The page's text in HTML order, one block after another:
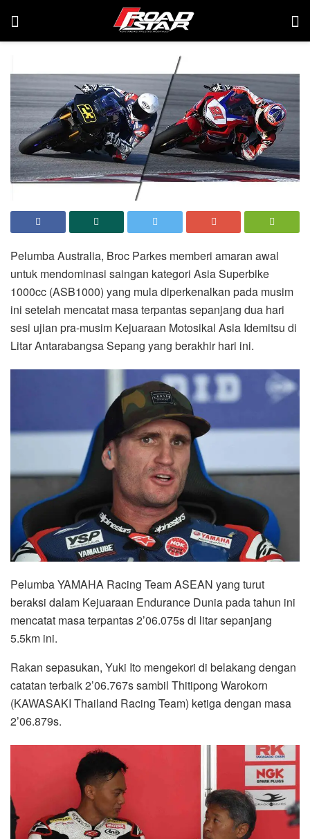
Pelumba Australia, Broc Parkes memberi amaran awal
untuk mendominasi saingan kategori Asia Superbike
1000cc (ASB1000) yang mula diperkenalkan pada musim
ini setelah mencatat masa terpantas sepanjang dua hari
sesi ujian pra-musim Kejuaraan Motosikal Asia Idemitsu di
Litar Antarabangsa Sepang yang berakhir hari ini.
Pelumba YAMAHA Racing Team ASEAN yang turut
beraksi dalam Kejuaraan Endurance Dunia pada tahun ini
mencatat masa terpantas 2’06.075s di litar sepanjang
5.5km ini.
Rakan sepasukan, Yuki Ito mengekori di belakang dengan
catatan terbaik 2’06.767s sambil Thitipong Warokorn
(KAWASAKI Thailand Racing Team) ketiga dengan masa
2’06.879s.